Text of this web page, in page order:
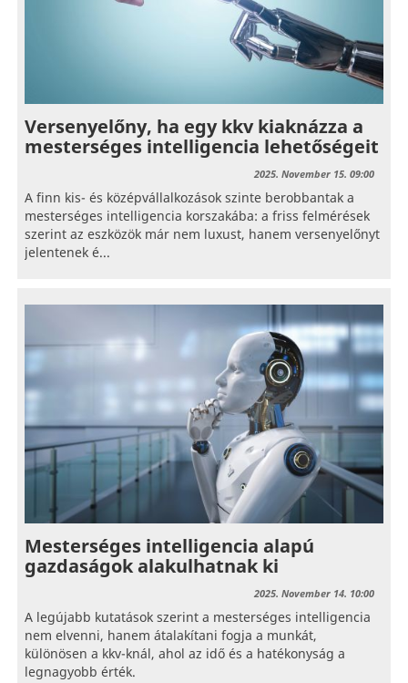
Versenyelőny, ha egy kkv kiaknázza a
mesterséges intelligencia lehetőségeit
2025. November 15. 09:00
A finn kis- és középvállalkozások szinte berobbantak a
mesterséges intelligencia korszakába: a friss felmérések
szerint az eszközök már nem luxust, hanem versenyelőnyt
jelentenek é...
Mesterséges intelligencia alapú
gazdaságok alakulhatnak ki
2025. November 14. 10:00
A legújabb kutatások szerint a mesterséges intelligencia
nem elvenni, hanem átalakítani fogja a munkát,
különösen a kkv-knál, ahol az idő és a hatékonyság a
legnagyobb érték.